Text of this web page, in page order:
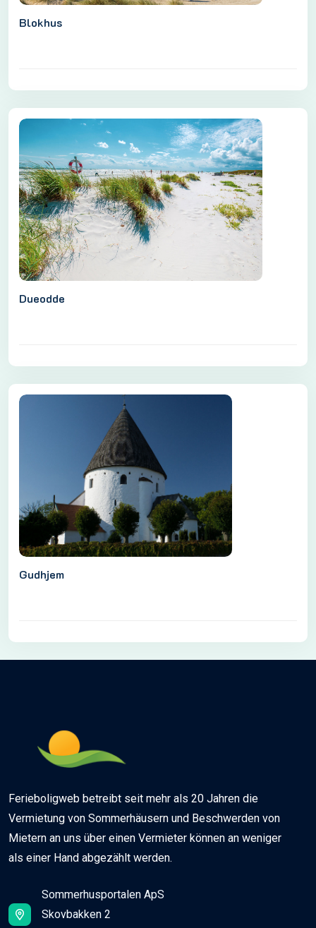
Blokhus
Dueodde
Gudhjem
Ferieboligweb betreibt seit mehr als 20 Jahren die
Vermietung von Sommerhäusern und Beschwerden von
Mietern an uns über einen Vermieter können an weniger
als einer Hand abgezählt werden.
Sommerhusportalen ApS
Skovbakken 2